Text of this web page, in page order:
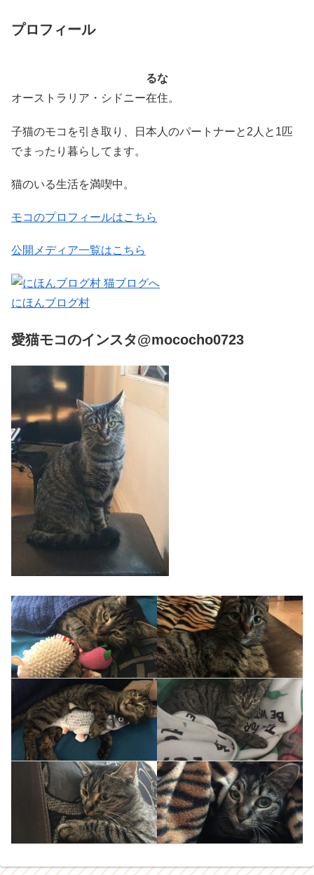
プロフィール
るな
オーストラリア・シドニー在住。
子猫のモコを引き取り、日本人のパートナーと2人と1匹
でまったり暮らしてます。
猫のいる生活を満喫中。
モコのプロフィールはこちら
公開メディア一覧はこちら
にほんブログ村
愛猫モコのインスタ@mococho0723